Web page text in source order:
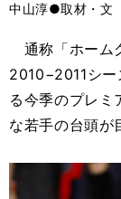
バ
中山淳●取材・
通称「ホーム
2010−2011シー
る今季のプレミ
な若手の台頭が